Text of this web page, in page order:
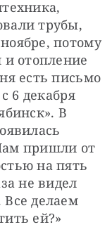
трубы,
потому
отопление
есть письмо
6 декабря
В
пришли от
на пять
не видел
делаем
ей?»